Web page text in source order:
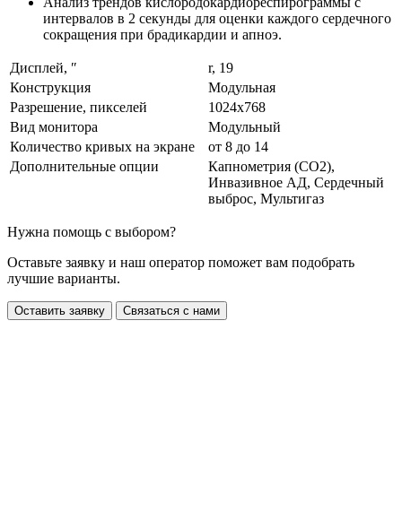
интервалов в 2 секунды для оценки каждого сердечного
сокращения при брадикардии и апноэ.
Дисплей, ″
r, 19
Конструкция
Модульная
Разрешение, пикселей
1024x768
Вид монитора
Модульный
Количество кривых на экране
от 8 до 14
Дополнительные опции
Капнометрия (CO2),
Инвазивное АД, Сердечный
выброс, Мультигаз
Нужна помощь с выбором?
Оставьте заявку и наш оператор поможет вам подобрать
лучшие варианты.
Оставить заявку Связаться с нами